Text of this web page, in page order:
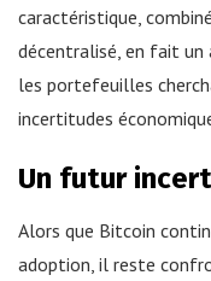
caractéristique,
décentralisé, en fait
les portefeuilles
incertitudes
Un futur
Alors que Bitcoin
adoption, il reste